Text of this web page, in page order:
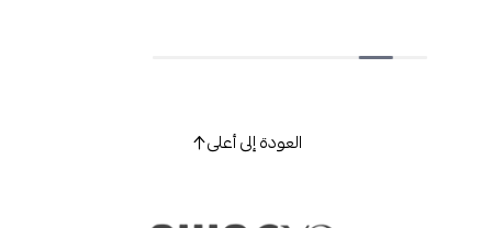
العودة إلى أعلى